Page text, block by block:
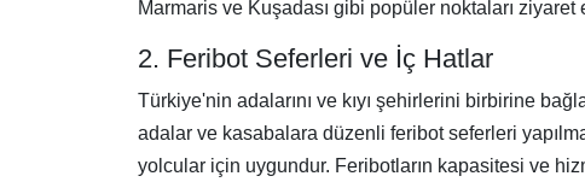
Marmaris ve Kuşadası gibi popüler noktaları
2. Feribot Seferleri ve İç Hatlar
Türkiye'nin adalarını ve kıyı şehirlerini birbirine
adalar ve kasabalara düzenli feribot seferleri
yolcular için uygundur. Feribotların kapasitesi ve